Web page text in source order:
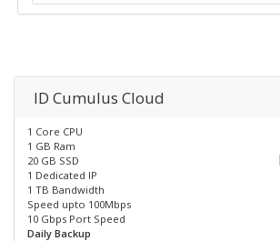
ID Cumulus Cloud
1 Core CPU
1 GB Ram
20 GB SSD
1 Dedicated IP
1 TB Bandwidth
Speed upto 100Mbps
10 Gbps Port Speed
Daily Backup